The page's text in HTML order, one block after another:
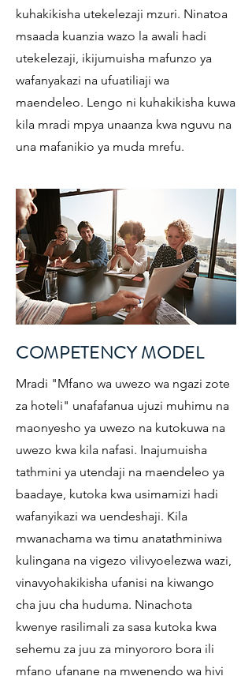
kuhakikisha utekelezaji mzuri. Ninatoa
msaada kuanzia wazo la awali hadi
utekelezaji, ikijumuisha mafunzo ya
wafanyakazi na ufuatiliaji wa
maendeleo. Lengo ni kuhakikisha kuwa
kila mradi mpya unaanza kwa nguvu na
una mafanikio ya muda mrefu.
COMPETENCY MODEL
Mradi "Mfano wa uwezo wa ngazi zote
za hoteli" unafafanua ujuzi muhimu na
maonyesho ya uwezo na kutokuwa na
uwezo kwa kila nafasi. Inajumuisha
tathmini ya utendaji na maendeleo ya
baadaye, kutoka kwa usimamizi hadi
wafanyikazi wa uendeshaji. Kila
mwanachama wa timu anatathminiwa
kulingana na vigezo vilivyoelezwa wazi,
vinavyohakikisha ufanisi na kiwango
cha juu cha huduma. Ninachota
kwenye rasilimali za sasa kutoka kwa
sehemu za juu za minyororo bora ili
mfano ufanane na mwenendo wa hivi